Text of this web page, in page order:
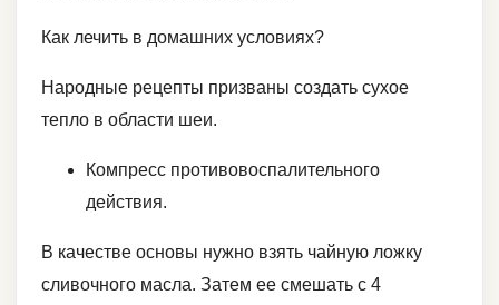
Как лечить в домашних условиях?
Народные рецепты призваны создать сухое
тепло в области шеи.
Компресс противовоспалительного
действия.
В качестве основы нужно взять чайную ложку
сливочного масла. Затем ее смешать с 4